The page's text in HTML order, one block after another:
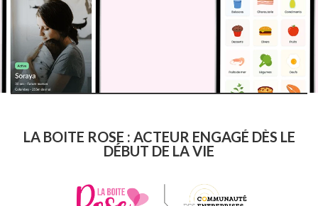
LA BOITE ROSE : ACTEUR ENGAGÉ DÈS LE
DÉBUT DE LA VIE